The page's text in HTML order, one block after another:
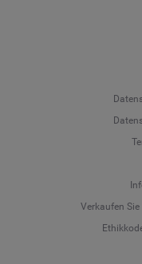
Verkaufen